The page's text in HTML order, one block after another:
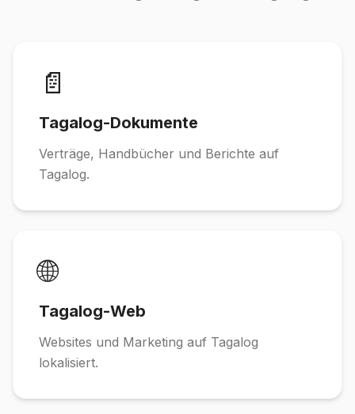
📄
Tagalog-Dokumente
Verträge, Handbücher und Berichte auf
Tagalog.
🌐
Tagalog-Web
Websites und Marketing auf Tagalog
lokalisiert.